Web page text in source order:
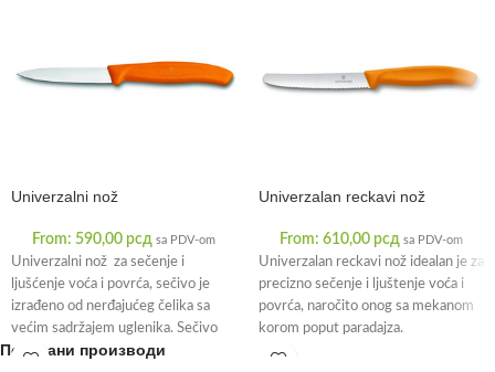
Univerzalni nož
From: 590,00 рсд sa PDV-om
Univerzalni nož za sečenje i
ljušćenje voća i povrća, sečivo je
izrađeno od nerđajućeg čelika sa
većim sadržajem uglenika. Sečivo
Univerzalan reckavi nož
From: 610,00 рсд sa PDV-om
Univerzalan reckavi nož idealan je za
precizno sečenje i ljuštenje voća i
povrća, naročito onog sa mekanom
korom poput paradajza.
Повезани производи